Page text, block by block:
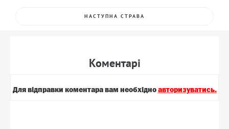
НАСТУПНА СТРАВА
Коментарi
Для вiдправки коментара вам необхiдно авторизуватись.